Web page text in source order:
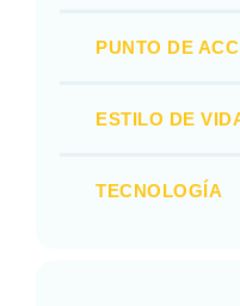
PUNTO DE
ESTILO DE
TECNOLOGÍA